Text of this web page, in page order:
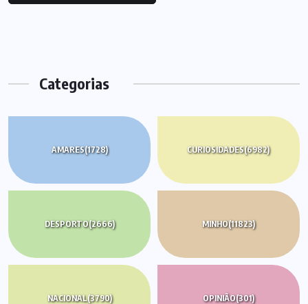
Categorias
AMARES(1728) CURIOSIDADES(6982)
DESPORTO(2666) MINHO(11823)
NACIONAL(3790) OPINIÃO(301)